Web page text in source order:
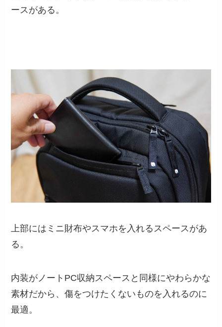
ースがある。
上部にはミニ財布やスマホを入れるスペースがあ
る。
内装がノートPC収納スペースと同様にやわらかな
素材だから、傷をつけたくないものを入れるのに
最適。